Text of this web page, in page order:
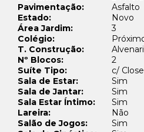
Pavimentação:
Asfalto
Estado:
Novo
Área Jardim:
3
Colégio:
T. Construção:
Nº Blocos:
2
Suíte Tipo:
c/
Sala de Estar:
Sim
Sala de Jantar:
Sim
Sala Estar Íntimo:
Sim
Lareira:
Não
Salão de Jogos:
Sim